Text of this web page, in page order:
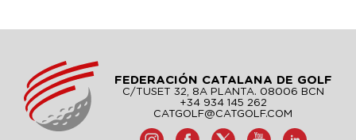
FEDERACIÓN CATALANA DE GOLF
C/TUSET 32, 8A PLANTA. 08006 BCN
+34 934 145 262
CATGOLF@CATGOLF.COM